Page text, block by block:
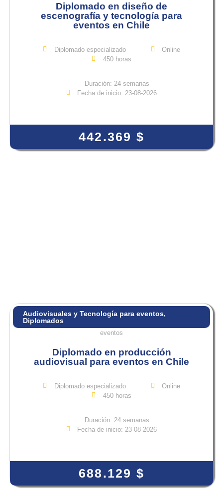
Diplomado en diseño de
escenografía y tecnología para
eventos en Chile
Diplomado especializado
Online
450 horas
Duración: 24 semanas
Fecha de inicio: 23-08-2026
442.369 $
Audiovisuales y Tecnología para eventos,
Diplomados
Diplomado en producción
audiovisual para eventos en Chile
Diplomado especializado
Online
450 horas
Duración: 24 semanas
Fecha de inicio: 23-08-2026
688.129 $